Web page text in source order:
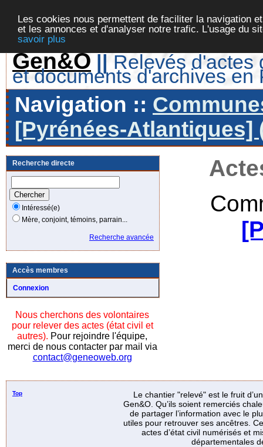
Les cookies nous permettent de faciliter la navigation
et les annonces et d'analyser notre trafic. L'usage du
savoir plus
Gen&O || Relevés d'actes
et documents d'archives en
Navigation ::
[Pyrénées-Atlantiques]
Recherche directe
Intéressé(e)
Mère, conjoint, témoins, parrain...
Recherche avancée
Accès membres
Connexion
Nous cherchons des volontaires
pour relever des actes (état civil et
autres). Pour rejoindre l'équipe,
merci de nous contacter par mail via
contact@geneoweb.org
Top
Le chantier "relevé" est le fruit
Gen&O. Qu’ils soient remerciés
de partager l’information avec le
utiles pour retrouver ses ancêtres.
actes d’état civil numérisés et
départementales